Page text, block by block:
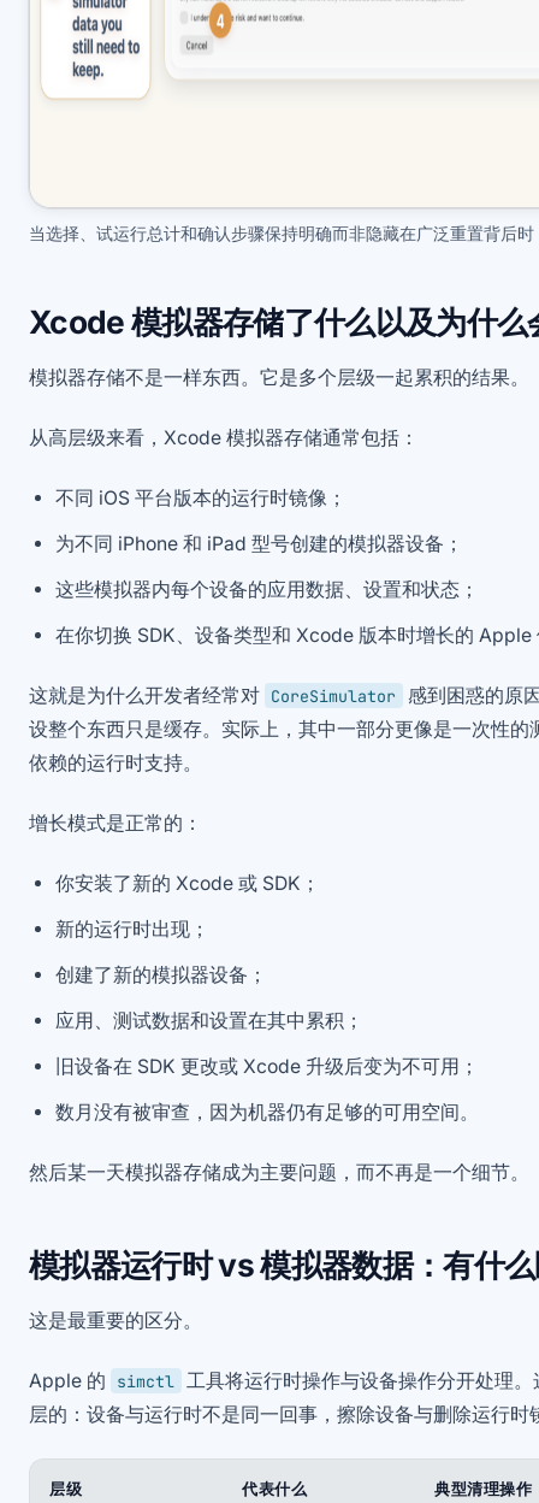
当选择、试运行总计和确认步骤保持明确而非隐藏在广泛重置背后
Xcode 模拟器存储了什么以及为什么
模拟器存储不是一样东西。它是多个层级一起累积的结果。
从高层级来看，Xcode 模拟器存储通常包括：
不同 iOS 平台版本的运行时镜像；
为不同 iPhone 和 iPad 型号创建的模拟器设备；
这些模拟器内每个设备的应用数据、设置和状态；
在你切换 SDK、设备类型和 Xcode 版本时增长的 Apple
这就是为什么开发者经常对 CoreSimulator
感到困惑的原
设整个东西只是缓存。实际上，其中一部分更像是一次性
依赖的运行时支持。
增长模式是正常的：
你安装了新的 Xcode 或 SDK；
新的运行时出现；
创建了新的模拟器设备；
应用、测试数据和设置在其中累积；
旧设备在 SDK 更改或 Xcode 升级后变为不可用；
数月没有被审查，因为机器仍有足够的可用空间。
然后某一天模拟器存储成为主要问题，而不再是一个细节。
模拟器运行时 vs 模拟器数据：有什
这是最重要的区分。
Apple 的 simctl
工具将运行时操作与设备操作分开处理
层的：设备与运行时不是同一回事，擦除设备与删除运行时
层级 代表什么 典型清理操作